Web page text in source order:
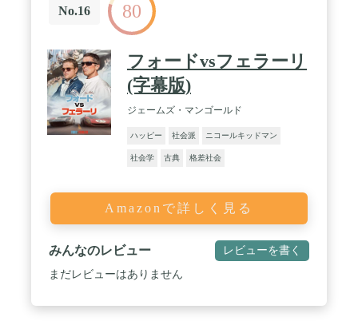
No.16 80
フォードvsフェラーリ
(字幕版)
ジェームズ・マンゴールド
ハッピー 社会派 ニコールキッドマン
社会学 古典 格差社会
Amazonで詳しく見る
みんなのレビュー レビューを書く
まだレビューはありません